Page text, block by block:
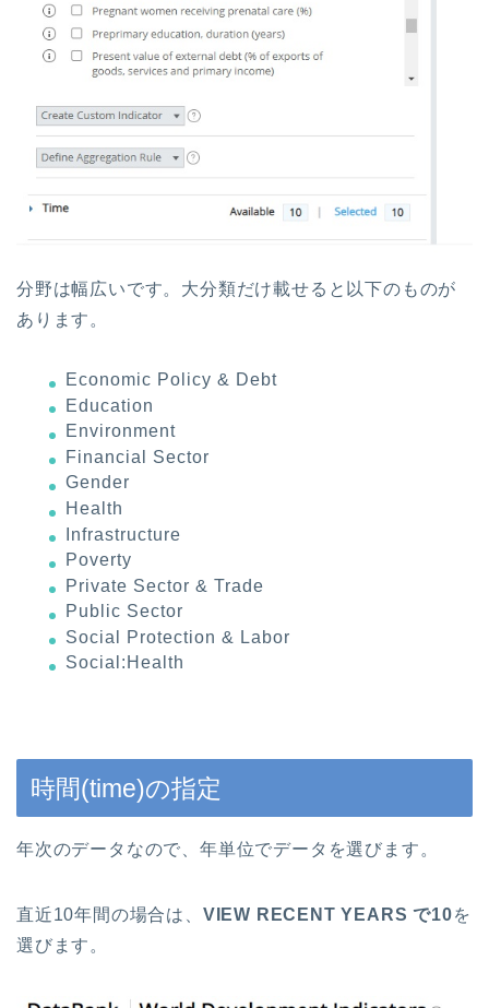
分野は幅広いです。大分類だけ載せると以下のものが
あります。
Economic Policy & Debt
Education
Environment
Financial Sector
Gender
Health
Infrastructure
Poverty
Private Sector & Trade
Public Sector
Social Protection & Labor
Social:Health
時間(time)の指定
年次のデータなので、年単位でデータを選びます。
直近10年間の場合は、 VIEW RECENT YEARS で10を
選びます。